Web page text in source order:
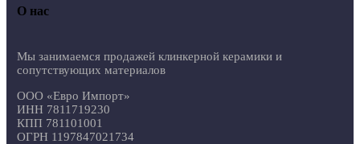
О нас
Мы занимаемся продажей клинкерной керамики и
сопутствующих материалов
ООО «Евро Импорт»
ИНН 7811719230
КПП 781101001
ОГРН 1197847021734